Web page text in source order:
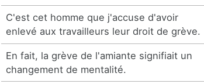
C'est cet homme que j'accuse d'avoir
enlevé aux travailleurs leur droit de grève.
En fait, la grève de l'amiante signifiait un
changement de mentalité.